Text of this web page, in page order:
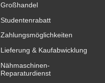
Großhandel
Studentenrabatt
Zahlungsmöglichkeiten
Lieferung & Kaufabwicklung
Nähmaschinen-
Reparaturdienst